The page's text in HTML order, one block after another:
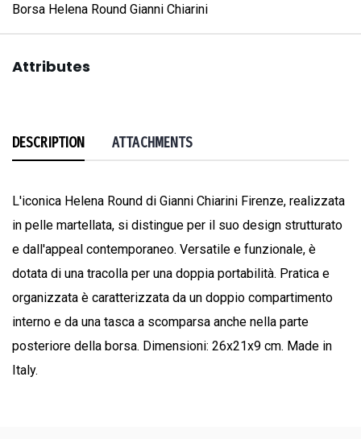
Borsa Helena Round Gianni Chiarini
Attributes
DESCRIPTION ATTACHMENTS
L'iconica Helena Round di Gianni Chiarini Firenze, realizzata
in pelle martellata, si distingue per il suo design strutturato
e dall'appeal contemporaneo. Versatile e funzionale, è
dotata di una tracolla per una doppia portabilità. Pratica e
organizzata è caratterizzata da un doppio compartimento
interno e da una tasca a scomparsa anche nella parte
posteriore della borsa. Dimensioni: 26x21x9 cm. Made in
Italy.